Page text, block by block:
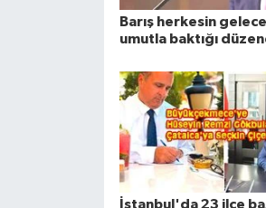
Barış herkesin
umutla baktığı
İstanbul'da 23 ilçe